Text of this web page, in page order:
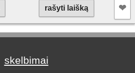
rašyti laišką ❤︎
skelbimai